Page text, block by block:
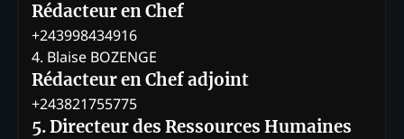
Rédacteur en Chef
+243998434916
4. Blaise BOZENGE
Rédacteur en Chef adjoint
+243821755775
5. Directeur des Ressources Humaines